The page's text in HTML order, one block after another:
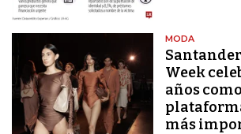
MODA
Week
años
más